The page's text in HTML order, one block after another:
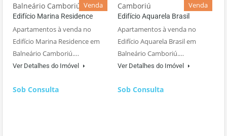
Venda
Edifício Marina Residence
Apartamentos à venda no
Edifício Marina Residence em
Balneário Camboriú.…
Ver Detalhes do Imóvel
Sob Consulta
Venda
Edifício Aquarela Brasil
Apartamentos à venda no
Edifício Aquarela Brasil em
Balneário Camboriú.…
Ver Detalhes do Imóvel
Sob Consulta